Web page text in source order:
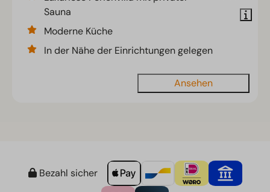
Sauna
Moderne Küche
In der Nähe der Einrichtungen gelegen
Ansehen
Bezahl sicher